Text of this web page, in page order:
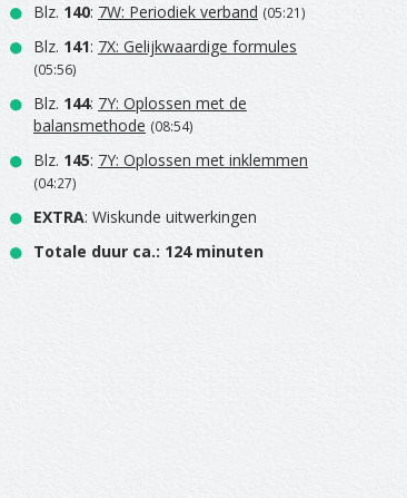
Blz. 140: 7W: Periodiek verband (05:21)
Blz. 141: 7X: Gelijkwaardige formules
(05:56)
Blz. 144: 7Y: Oplossen met de
balansmethode (08:54)
Blz. 145: 7Y: Oplossen met inklemmen
(04:27)
EXTRA: Wiskunde uitwerkingen
Totale duur ca.: 124 minuten